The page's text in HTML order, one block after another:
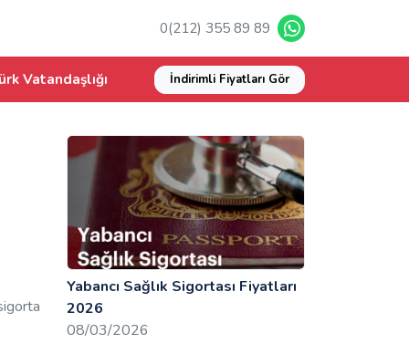
0(212) 355 89 89
Vatandaşlığı İndirimli Fiyatları Gör
Yabancı Sağlık Sigortası Fiyatları
2026
08/03/2026